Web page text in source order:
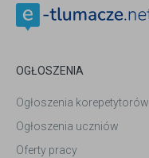
OGŁOSZENIA
Ogłoszenia korepetytorów
Ogłoszenia uczniów
Oferty pracy